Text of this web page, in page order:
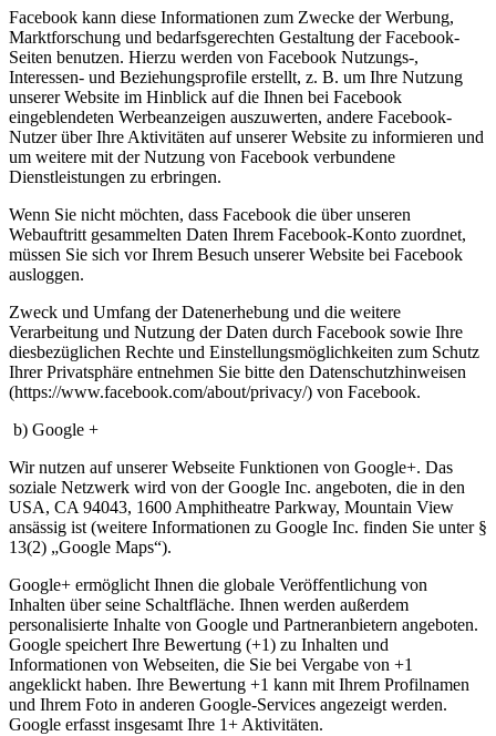
Facebook kann diese Informationen zum Zwecke der Werbung,
Marktforschung und bedarfsgerechten Gestaltung der Facebook-
Seiten benutzen. Hierzu werden von Facebook Nutzungs-,
Interessen- und Beziehungsprofile erstellt, z. B. um Ihre Nutzung
unserer Website im Hinblick auf die Ihnen bei Facebook
eingeblendeten Werbeanzeigen auszuwerten, andere Facebook-
Nutzer über Ihre Aktivitäten auf unserer Website zu informieren und
um weitere mit der Nutzung von Facebook verbundene
Dienstleistungen zu erbringen.
Wenn Sie nicht möchten, dass Facebook die über unseren
Webauftritt gesammelten Daten Ihrem Facebook-Konto zuordnet,
müssen Sie sich vor Ihrem Besuch unserer Website bei Facebook
ausloggen.
Zweck und Umfang der Datenerhebung und die weitere
Verarbeitung und Nutzung der Daten durch Facebook sowie Ihre
diesbezüglichen Rechte und Einstellungsmöglichkeiten zum Schutz
Ihrer Privatsphäre entnehmen Sie bitte den Datenschutzhinweisen
(https://www.facebook.com/about/privacy/) von Facebook.
b) Google +
Wir nutzen auf unserer Webseite Funktionen von Google+. Das
soziale Netzwerk wird von der Google Inc. angeboten, die in den
USA, CA 94043, 1600 Amphitheatre Parkway, Mountain View
ansässig ist (weitere Informationen zu Google Inc. finden Sie unter §
13(2) „Google Maps“).
Google+ ermöglicht Ihnen die globale Veröffentlichung von
Inhalten über seine Schaltfläche. Ihnen werden außerdem
personalisierte Inhalte von Google und Partneranbietern angeboten.
Google speichert Ihre Bewertung (+1) zu Inhalten und
Informationen von Webseiten, die Sie bei Vergabe von +1
angeklickt haben. Ihre Bewertung +1 kann mit Ihrem Profilnamen
und Ihrem Foto in anderen Google-Services angezeigt werden.
Google erfasst insgesamt Ihre 1+ Aktivitäten.